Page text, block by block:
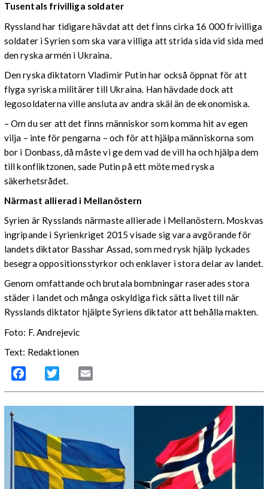
Tusentals frivilliga soldater
Ryssland har tidigare hävdat att det finns cirka 16 000 frivilliga
soldater i Syrien som ska vara villiga att strida sida vid sida med
den ryska armén i Ukraina.
Den ryska diktatorn Vladimir Putin har också öppnat för att
flyga syriska militärer till Ukraina. Han hävdade dock att
legosoldaterna ville ansluta av andra skäl än de ekonomiska.
– Om du ser att det finns människor som komma hit av egen
vilja – inte för pengarna ­– och för att hjälpa människorna som
bor i Donbass, då måste vi ge dem vad de vill ha och hjälpa dem
till konfliktzonen, sade Putin på ett möte med ryska
säkerhetsrådet.
Närmast allierad i Mellanöstern
Syrien är Rysslands närmaste allierade i Mellanöstern. Moskvas
ingripande i Syrienkriget 2015 visade sig vara avgörande för
landets diktator Basshar Assad, som med rysk hjälp lyckades
besegra oppositionsstyrkor och enklaver i stora delar av landet.
Genom omfattande och brutala bombningar raserades stora
städer i landet och många oskyldiga fick sätta livet till när
Rysslands diktator hjälpte Syriens diktator att behålla makten.
Foto: F. Andrejevic
Text: Redaktionen
Facebook Twitter